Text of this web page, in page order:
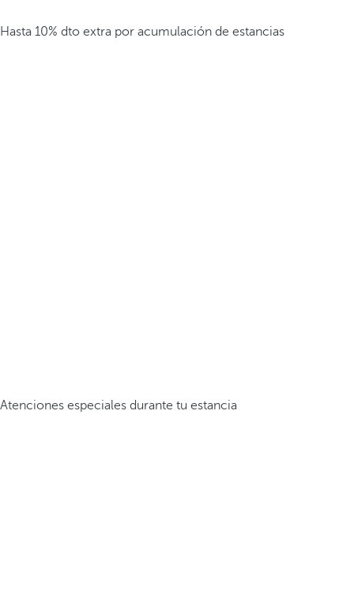
Hasta 10% dto extra por acumulación de estancias
Atenciones especiales durante tu estancia